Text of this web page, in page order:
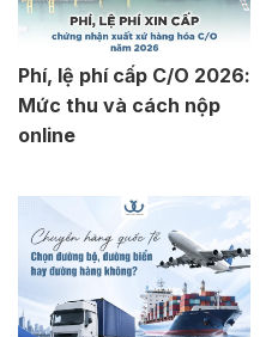
Phí, lệ phí cấp C/O 2026:
Mức thu và cách nộp
online